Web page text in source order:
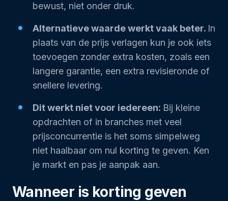
bewust, niet onder druk.
Alternatieve waarde werkt vaak beter. In
plaats van de prijs verlagen kun je ook iets
toevoegen zonder extra kosten, zoals een
langere garantie, een extra revisieronde of
snellere levering.
Dit werkt niet voor iedereen: Bij kleine
opdrachten of in branches met veel
prijsconcurrentie is het soms simpelweg
niet haalbaar om nul korting te geven. Ken
je markt en pas je aanpak aan.
Wanneer is korting geven